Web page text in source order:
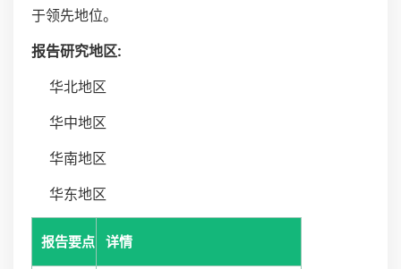
于领先地位。
报告研究地区:
华北地区
华中地区
华南地区
华东地区
报告要点 详情